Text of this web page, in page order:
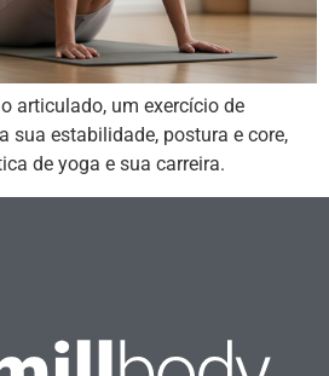
articulado, um exercício de
sua estabilidade, postura e core,
de yoga e sua carreira.